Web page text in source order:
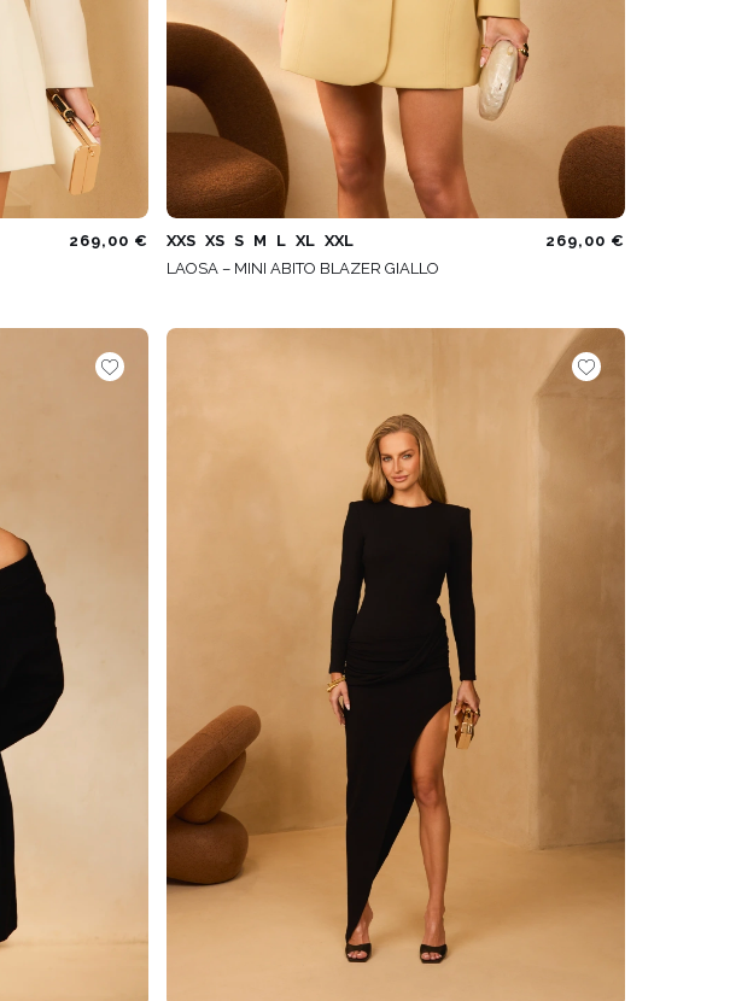
269,00 €
XXS XS S M L XL XXL
269,00 €
LAOSA – MINI ABITO BLAZER GIALLO